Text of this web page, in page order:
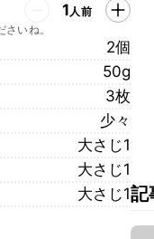
1人前
いね。
2個
50g
3枚
少々
大さじ1
大さじ1
大さじ1記